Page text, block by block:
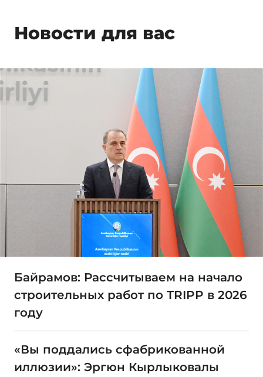
Новости для вас
Байрамов: Рассчитываем на начало
строительных работ по TRIPP в 2026
году
«Вы поддались сфабрикованной
иллюзии»: Эргюн Кырлыковалы